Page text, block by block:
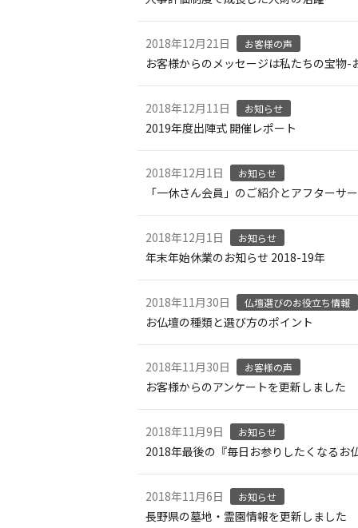
2018年12月21日 お客様の声
お客様からのメッセージは私たちの宝物-
2018年12月11日 お知らせ
2019年度出陣式 開催レポート
2018年12月1日 お知らせ
「一休さん会員」のご紹介とアフターサ
2018年12月1日 お知らせ
年末年始休業のお知らせ 2018-19年
2018年11月30日 仏壇選びのお役立ち情報
お仏壇の種類と選び方のポイント
2018年11月30日 お客様の声
お客様からのアンケートを更新しました
2018年11月9日 お知らせ
2018年最後の『毎日お参りしたくなるお
2018年11月6日 お知らせ
長野県の墓地・霊園情報を更新しました